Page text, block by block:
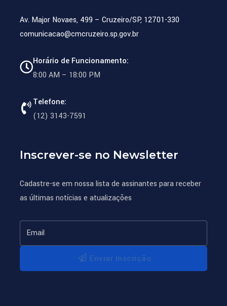
Av. Major Novaes, 499 – Cruzeiro/SP, 12701-330
comunicacao@cmcruzeiro.sp.gov.br
Horário de Funcionamento:
8:00 AM – 18:00 PM
Telefone:
(12) 3143-7591
Inscrever-se no Newsletter
Cadastre-se em nossa lista de assinantes para receber
as últimas notícias e atualizações
Enviar Inscrição